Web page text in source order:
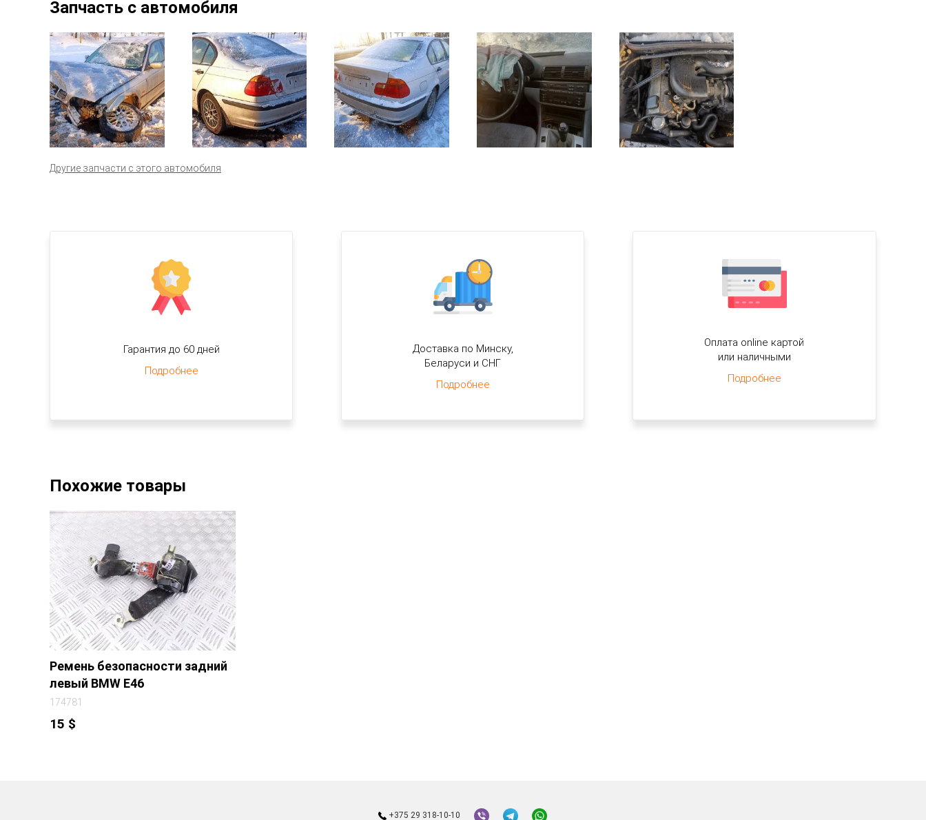
Запчасть с автомобиля
Другие запчасти с этого автомобиля
Гарантия до 60 дней
Подробнее
Доставка по Минску,
Беларуси и СНГ
Подробнее
Оплата online картой
или наличными
Подробнее
Похожие товары
Ремень безопасности задний
левый BMW E46
174781
15 $
+375 29 318-10-10